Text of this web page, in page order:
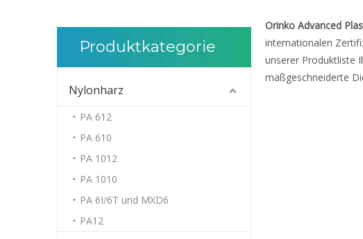
Produktkategorie
Nylonharz
PA 612
PA 610
PA 1012
PA 1010
PA 6I/6T und MXD6
PA12
Orinko Advanced
internationalen
unserer Produktliste
maßgeschneiderte